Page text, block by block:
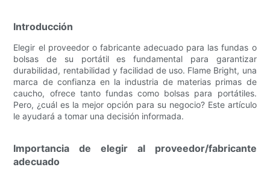
Introducción
Elegir el proveedor o fabricante adecuado para las fundas o
bolsas de su portátil es fundamental para garantizar
durabilidad, rentabilidad y facilidad de uso. Flame Bright, una
marca de confianza en la industria de materias primas de
caucho, ofrece tanto fundas como bolsas para portátiles.
Pero, ¿cuál es la mejor opción para su negocio? Este artículo
le ayudará a tomar una decisión informada.
Importancia de elegir al proveedor/fabricante
adecuado